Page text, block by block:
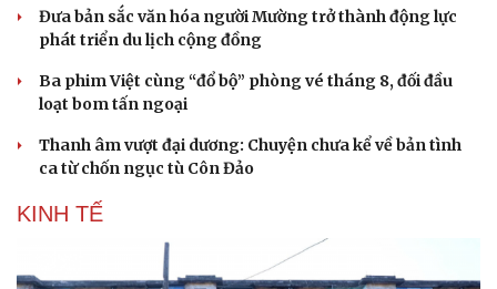
Sức khỏe
Dinh dưỡng - món ngon
Cây thuốc
Nam khoa
Đời sống
Đưa bản sắc văn hóa người Mường trở thành động lực
phát triển du lịch cộng đồng
Ba phim Việt cùng “đổ bộ” phòng vé tháng 8, đối đầu
loạt bom tấn ngoại
Thanh âm vượt đại dương: Chuyện chưa kể về bản tình
ca từ chốn ngục tù Côn Đảo
KINH TẾ